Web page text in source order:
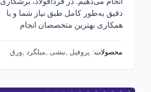
دقیق به‌طور کامل طبق نیاز شما و با
همکاری بهترین متخصصان انجام
محصولات: پروفیل ,نبشی ,میلگرد ,ورق